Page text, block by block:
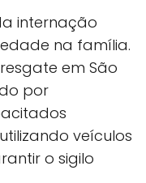
internação
na família.
em São
por
veículos
o sigilo